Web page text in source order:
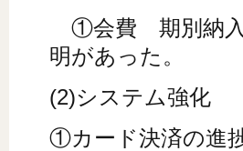
①会費 期別納入
明があった。
(2)システム強化
①カード決済の進